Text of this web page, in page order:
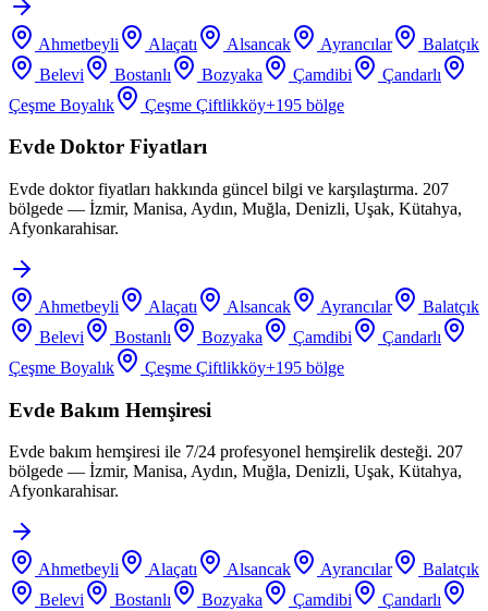
Ahmetbeyli Alaçatı Alsancak Ayrancılar
Balatçık
Belevi
Bostanlı Bozyaka Çamdibi
Çandarlı
Çeşme Boyalık
Çeşme Çiftlikköy+195 bölge
Evde Doktor Fiyatları
Evde doktor fiyatları hakkında güncel bilgi ve karşılaştırma. 207
bölgede — İzmir, Manisa, Aydın, Muğla, Denizli, Uşak, Kütahya,
Afyonkarahisar.
Ahmetbeyli Alaçatı Alsancak Ayrancılar
Balatçık
Belevi
Bostanlı Bozyaka Çamdibi
Çandarlı
Çeşme Boyalık
Çeşme Çiftlikköy+195 bölge
Evde Bakım Hemşiresi
Evde bakım hemşiresi ile 7/24 profesyonel hemşirelik desteği. 207
bölgede — İzmir, Manisa, Aydın, Muğla, Denizli, Uşak, Kütahya,
Afyonkarahisar.
Ahmetbeyli Alaçatı Alsancak Ayrancılar
Balatçık
Belevi
Bostanlı Bozyaka Çamdibi
Çandarlı